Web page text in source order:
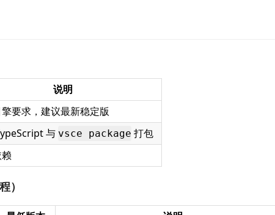
说明
要求，建议最新稳定版
与 vsce package 打包
）